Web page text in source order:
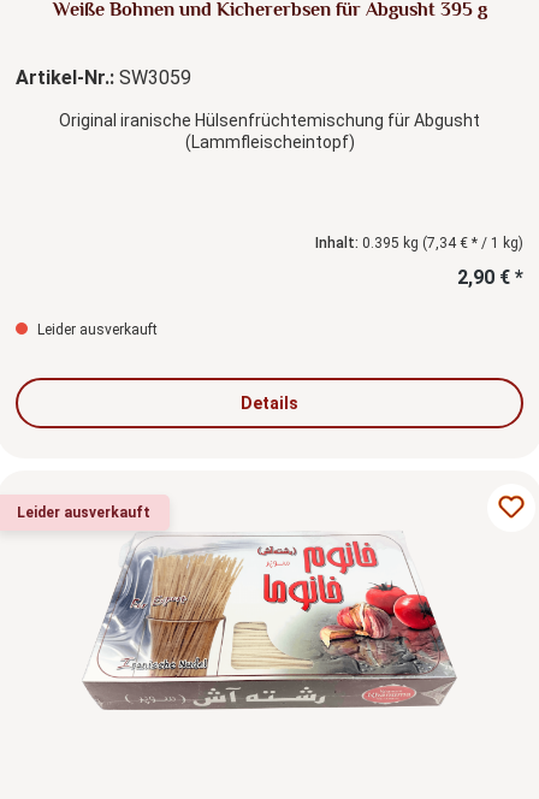
Weiße Bohnen und Kichererbsen für Abgusht 395 g
Artikel-Nr.: SW3059
Original iranische Hülsenfrüchtemischung für Abgusht
(Lammfleischeintopf)
Inhalt: 0.395 kg (7,34 € * / 1 kg)
2,90 € *
Leider ausverkauft
Details
Leider ausverkauft